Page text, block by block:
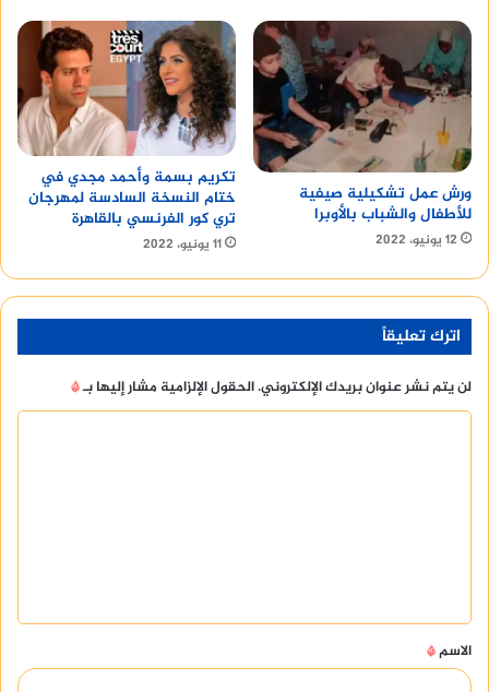
ورش عمل تشكيلية صيفية
للأطفال والشباب بالأوبرا
12 يونيو، 2022
تكريم بسمة وأحمد مجدي في
ختام النسخة السادسة لمهرجان
تري كور الفرنسي بالقاهرة
11 يونيو، 2022
اترك تعليقاً
لن يتم نشر عنوان بريدك الإلكتروني.الحقول الإلزامية مشار إليها بـ*
ق
*
الاسم*